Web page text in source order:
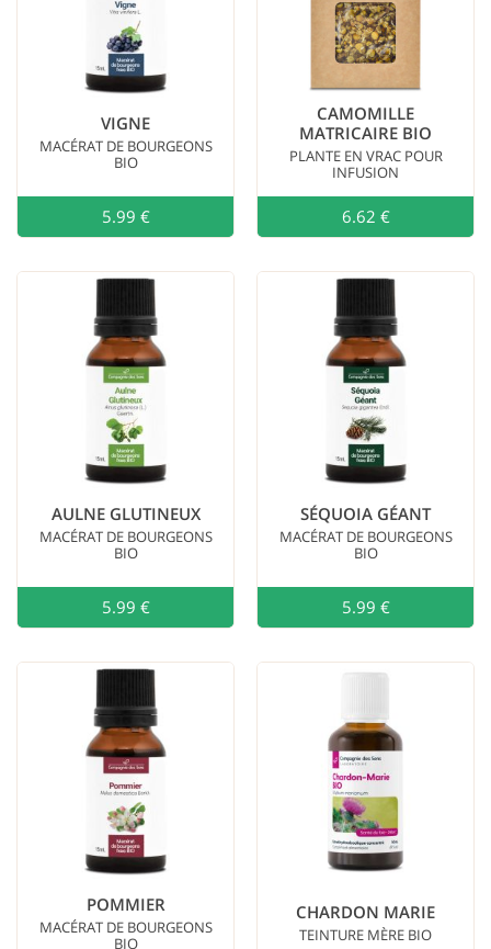
VIGNE
MACÉRAT DE BOURGEONS
BIO
5.99 € Ajouter au
CAMOMILLE
MATRICAIRE BIO
PLANTE EN VRAC POUR
INFUSION
6.62 €
AULNE GLUTINEUX
MACÉRAT DE BOURGEONS
BIO
5.99 € Ajouter au
SÉQUOIA GÉANT
MACÉRAT DE BOURGEONS
BIO
5.99 €
POMMIER
MACÉRAT DE BOURGEONS
BIO
CHARDON MARIE
TEINTURE MÈRE BIO